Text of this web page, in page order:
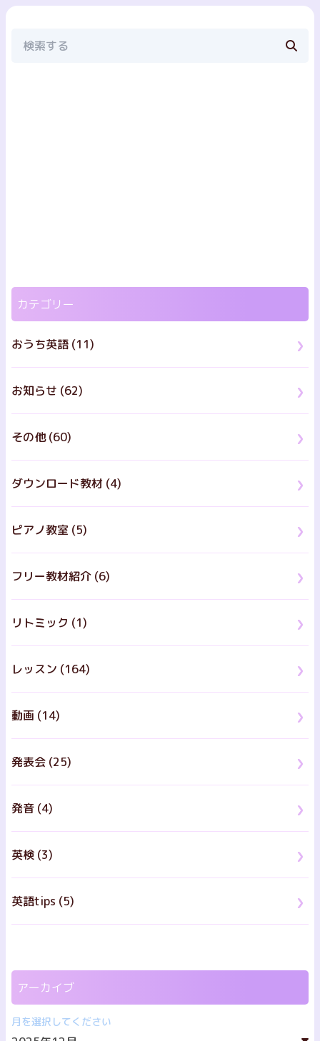
カテゴリー
おうち英語 (11)
お知らせ (62)
その他 (60)
ダウンロード教材 (4)
ピアノ教室 (5)
フリー教材紹介 (6)
リトミック (1)
レッスン (164)
動画 (14)
発表会 (25)
発音 (4)
英検 (3)
英語tips (5)
アーカイブ
月を選択してください